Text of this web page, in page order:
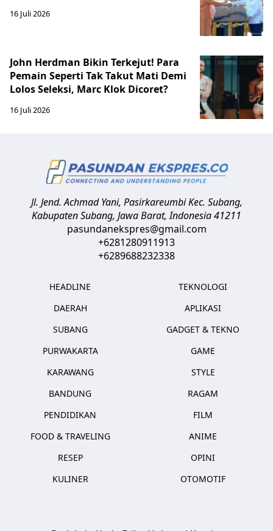
16 Juli 2026
John Herdman Bikin Terkejut! Para
Pemain Seperti Tak Takut Mati Demi
Lolos Seleksi, Marc Klok Dicoret?
16 Juli 2026
Jl. Jend. Achmad Yani, Pasirkareumbi Kec. Subang,
Kabupaten Subang, Jawa Barat,Indonesia41211
pasundanekspres@gmail.com
+6281280911913
+6289688232338
HEADLINE
DAERAH
SUBANG
PURWAKARTA
KARAWANG
BANDUNG
PENDIDIKAN
FOOD & TRAVELING
RESEP
KULINER
TEKNOLOGI
APLIKASI
GADGET & TEKNO
GAME
STYLE
RAGAM
FILM
ANIME
OPINI
OTOMOTIF